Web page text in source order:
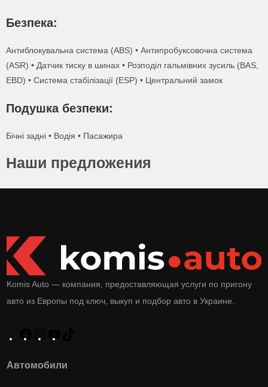
Безпека:
Антиблокувальна система (ABS) • Антипробуксовочна система
(ASR) • Датчик тиску в шинах • Розподіл гальмівних зусиль (BAS,
EBD) • Система стабілізації (ESP) • Центральний замок
Подушка безпеки:
Бічні задні • Водія • Пасажира
Наши предложения
Komis Auto — компания, предоставляющая услуги по пригону
авто из Европы под ключ, выкуп и подбор авто в Украине.
Автомобили